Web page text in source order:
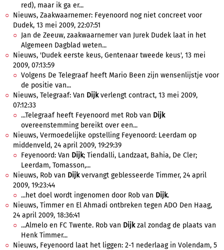
red), maar ik ga er...
Nieuws, Zaakwaarnemer: Feyenoord nog niet concreet voor
Dudek, 13 mei 2009, 22:07:51
Jan de Zeeuw, zaakwaarnemer van Jurek Dudek laat in het
Algemeen Dagblad weten...
Nieuws, 'Dudek eerste keus, Gentenaar tweede keus', 13 mei
2009, 07:13:59
Volgens De Telegraaf heeft Mario Been zijn wensenlijstje voor
de positie van...
Nieuws, Telegraaf: Van Dijkverlengt contract, 13 mei 2009,
07:12:33
...Telegraaf heeft Feyenoord met Rob van Dijk
overeenstemming bereikt over een...
Nieuws, Vermoedelijke opstelling Feyenoord: Leerdam op
middenveld, 24 april 2009, 19:29:39
Feyenoord: Van Dijk; Tiendalli, Landzaat, Bahia, De Cler;
Leerdam, Tomasson,...
Nieuws, Rob van Dijkvervangt geblesseerde Timmer, 24 april
2009, 19:23:44
...het doel wordt ingenomen door Rob van Dijk.
Nieuws, Timmer en El Ahmadi ontbreken tegen ADO Den Haag,
24 april 2009, 18:36:41
...Almelo en FC Twente. Rob van Dijkzal zondag de plaats van
Henk Timmer...
Nieuws, Feyenoord laat het liggen: 2-1 nederlaag in Volendam, 5